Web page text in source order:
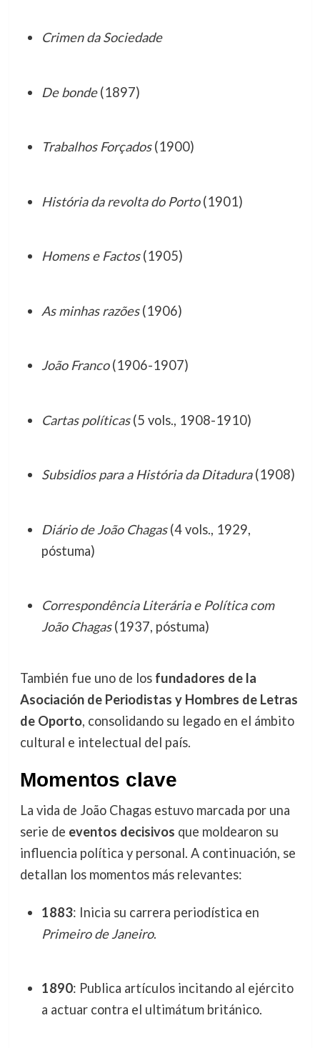
Crimen da Sociedade
De bonde(1897)
Trabalhos Forçados(1900)
História da revolta do Porto(1901)
Homens e Factos(1905)
As minhas razões(1906)
João Franco(1906-1907)
Cartas políticas(5 vols., 1908-1910)
Subsidios para a História da Ditadura(1908)
Diário de João Chagas(4 vols., 1929,
póstuma)
Correspondência Literária e Política com
João Chagas(1937, póstuma)
También fue uno de los fundadores de la
Asociación de Periodistas y Hombres de Letras
de Oporto, consolidando su legado en el ámbito
cultural e intelectual del país.
Momentos clave
La vida de João Chagas estuvo marcada por una
serie de eventos decisivos que moldearon su
influencia política y personal. A continuación, se
detallan los momentos más relevantes:
1883: Inicia su carrera periodística en
Primeiro de Janeiro.
1890: Publica artículos incitando al ejército
a actuar contra el ultimátum británico.